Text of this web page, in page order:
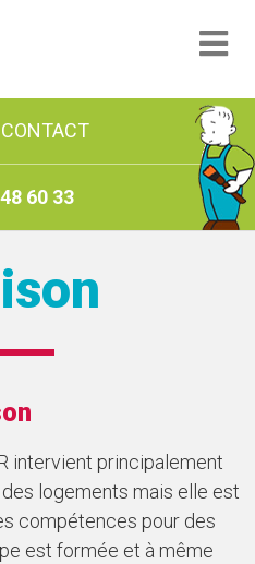
60 33
intervient principalement
logements mais elle est
compétences pour des
est formée et à même